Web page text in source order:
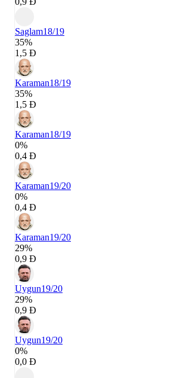
Saglam18/19
35%
1,5 Đ
Karaman18/19
35%
1,5 Đ
Karaman18/19
0%
0,4 Đ
Karaman19/20
0%
0,4 Đ
Karaman19/20
29%
0,9 Đ
Uygun19/20
29%
0,9 Đ
Uygun19/20
0%
0,0 Đ